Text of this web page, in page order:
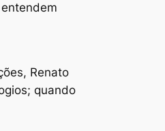
Renato
quando